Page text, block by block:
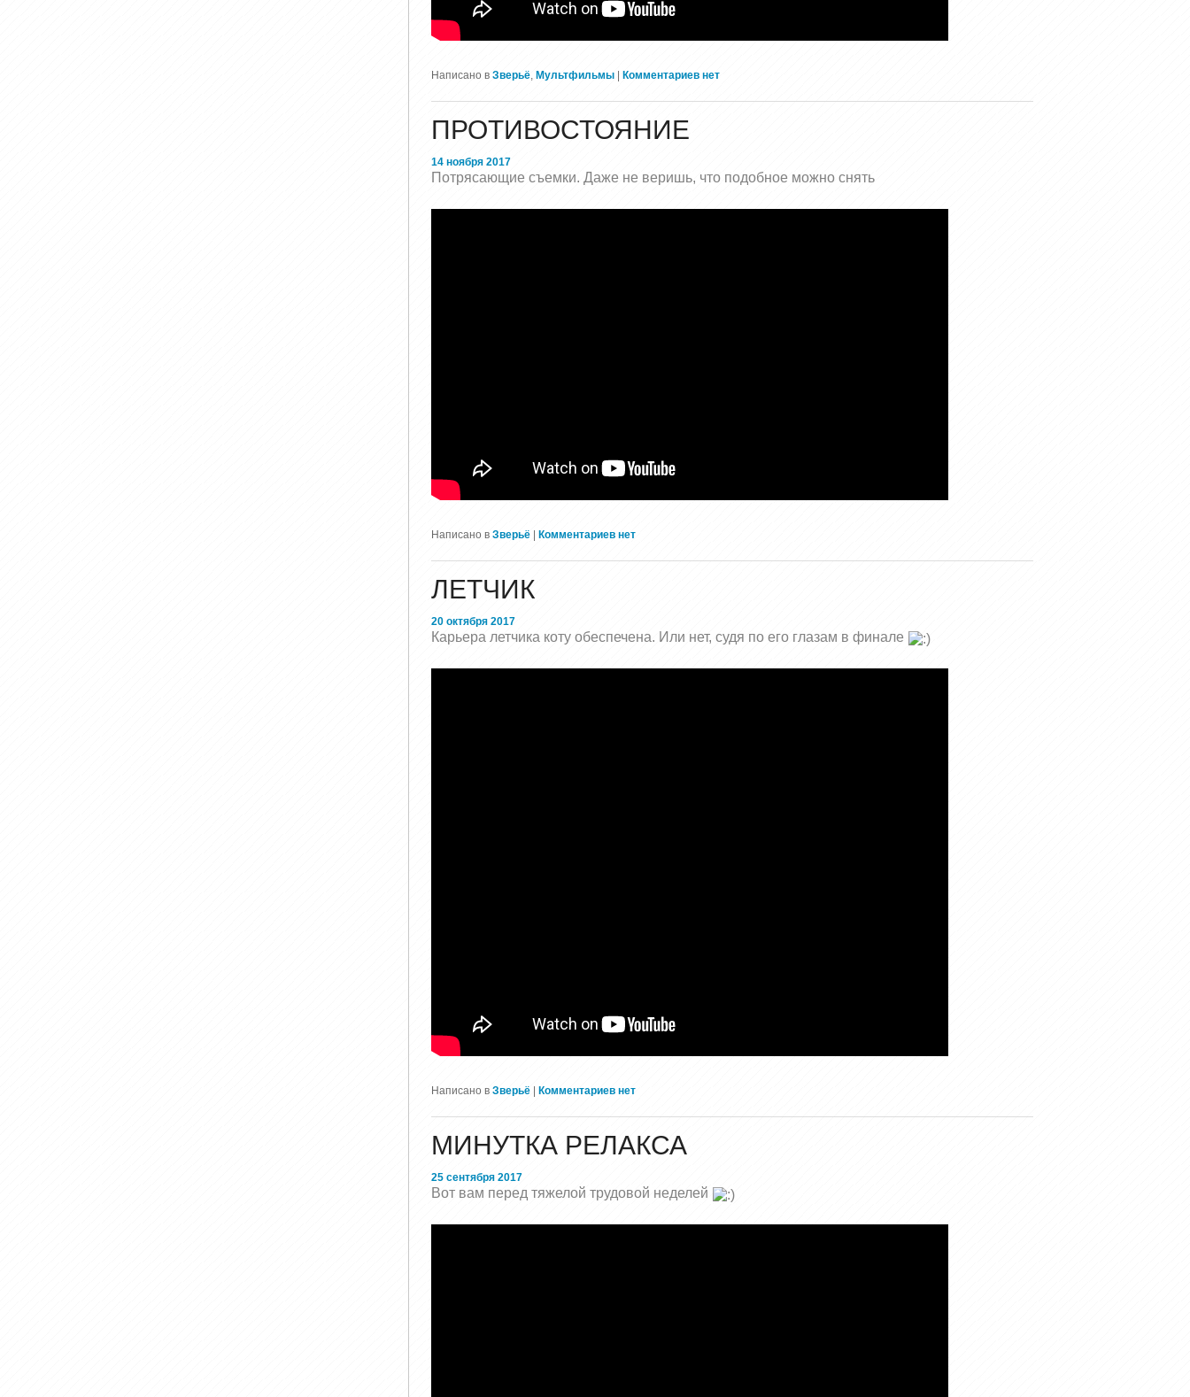
Написано в Зверьё, Мультфильмы Комментариев нет
ПРОТИВОСТОЯНИЕ
14 ноября 2017
Потрясающие съемки. Даже не веришь, что подобное можно снять
Написано в Зверьё Комментариев нет
ЛЕТЧИК
20 октября 2017
Карьера летчика коту обеспечена. Или нет, судя по его глазам в финале
Написано в Зверьё Комментариев нет
МИНУТКА РЕЛАКСА
25 сентября 2017
Вот вам перед тяжелой трудовой неделей